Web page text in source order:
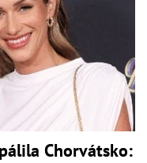
Chorvátsko: